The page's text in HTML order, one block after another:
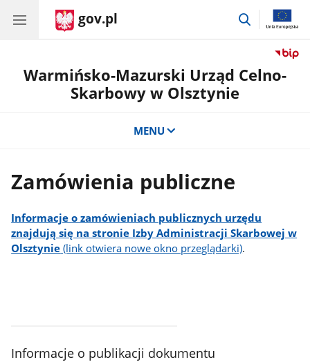
gov.pl
przejdź
Warmińsko-Mazurski Urząd Celno-
Skarbowy w Olsztynie
MENU
Zamówienia publiczne
Informacje o zamówieniach publicznych urzędu
znajdują się na stronie Izby Administracji Skarbowej w
Olsztynie (link otwiera nowe okno przeglądarki).
Informacje o publikacji dokumentu